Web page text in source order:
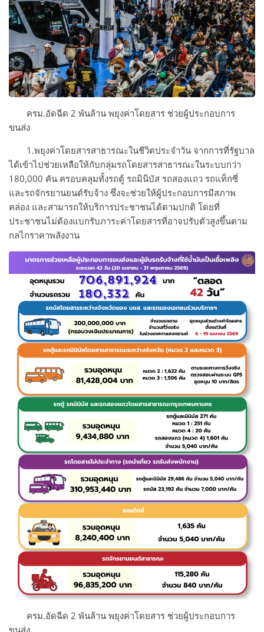
ครม.อัดฉีด 2 พันล้าน พยุงค่าโดยสาร ช่วยผู้ประกอบการ
ขนส่ง
1.พยุงค่าโดยสารสาธารณะในชีวิตประจำวัน จากการที่รัฐบาล
ได้เข้าไปช่วยเหลือให้กับกลุ่มรถโดยสารสาธารณะในระบบกว่า
180,000 คัน ครอบคลุมทั้งรถตู้ รถมินิบัส รถสองแถว รถแท็กซี่
และรถจักรยานยนต์รับจ้าง ซึ่งจะช่วยให้ผู้ประกอบการมีสภาพ
คล่อง และสามารถให้บริการประชาชนได้ตามปกติ โดยที่
ประชาชนไม่ต้องแบกรับภาระค่าโดยสารที่อาจปรับตัวสูงขึ้นตาม
กลไกราคาพลังงาน
ครม.อัดฉีด 2 พันล้าน พยุงค่าโดยสาร ช่วยผู้ประกอบการ
ขนส่ง